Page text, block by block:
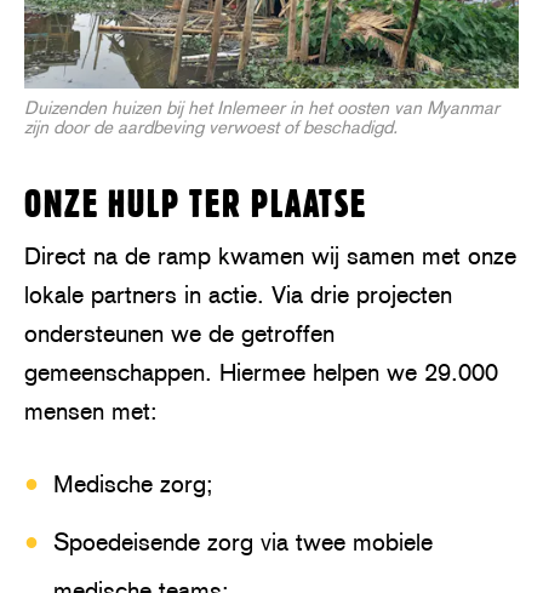
Duizenden huizen bij het Inlemeer in het oosten van Myanmar
zijn door de aardbeving verwoest of beschadigd.
ONZE HULP TER PLAATSE
Direct na de ramp kwamen wij samen met onze
lokale partners in actie. Via drie projecten
ondersteunen we de getroffen
gemeenschappen. Hiermee helpen we 29.000
mensen met:
Medische zorg;
Spoedeisende zorg via twee mobiele